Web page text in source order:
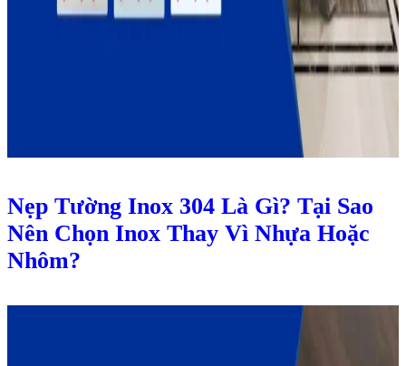
Nẹp Tường Inox 304 Là Gì? Tại Sao
Nên Chọn Inox Thay Vì Nhựa Hoặc
Nhôm?